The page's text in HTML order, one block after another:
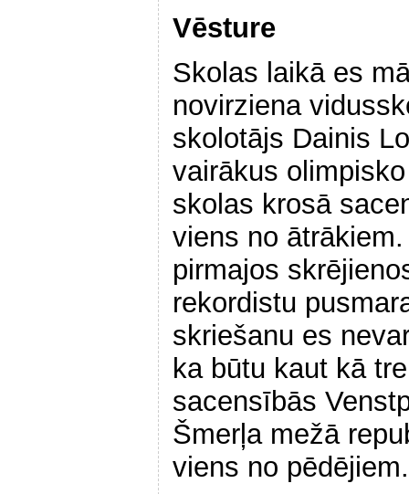
Vēsture
Skolas laikā es
novirziena
skolotājs Dainis
vairākus
skolas krosā
viens no
pirmajos
rekordistu
skriešanu es
ka būtu kaut kā
sacensībās
Šmerļa mežā
viens no pēdējiem.